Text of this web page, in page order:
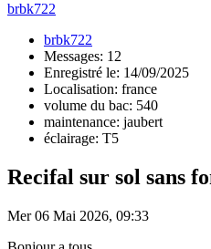
brbk722
brbk722
Messages: 12
Enregistré le: 14/09/2025
Localisation: france
volume du bac: 540
maintenance: jaubert
éclairage: T5
Recifal sur sol sans
Mer 06 Mai 2026, 09:33